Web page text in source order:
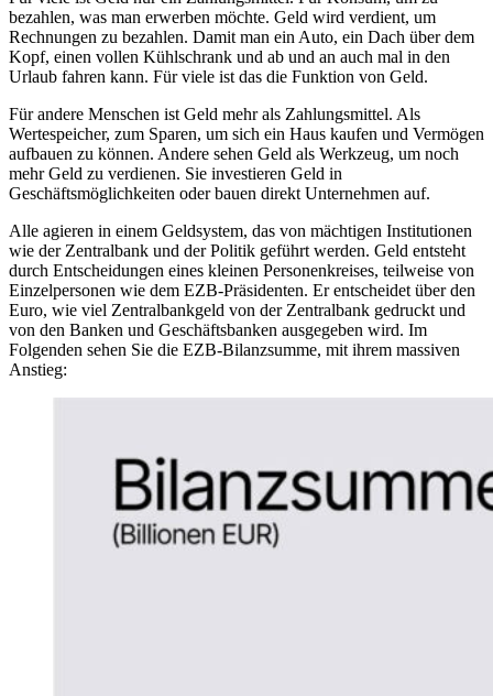
bezahlen, was man erwerben möchte. Geld wird verdient, um
Rechnungen zu bezahlen. Damit man ein Auto, ein Dach über dem
Kopf, einen vollen Kühlschrank und ab und an auch mal in den
Urlaub fahren kann. Für viele ist das die Funktion von Geld.
Für andere Menschen ist Geld mehr als Zahlungsmittel. Als
Wertespeicher, zum Sparen, um sich ein Haus kaufen und Vermögen
aufbauen zu können. Andere sehen Geld als Werkzeug, um noch
mehr Geld zu verdienen. Sie investieren Geld in
Geschäftsmöglichkeiten oder bauen direkt Unternehmen auf.
Alle agieren in einem Geldsystem, das von mächtigen Institutionen
wie der Zentralbank und der Politik geführt werden. Geld entsteht
durch Entscheidungen eines kleinen Personenkreises, teilweise von
Einzelpersonen wie dem EZB-Präsidenten. Er entscheidet über den
Euro, wie viel Zentralbankgeld von der Zentralbank gedruckt und
von den Banken und Geschäftsbanken ausgegeben wird. Im
Folgenden sehen Sie die EZB-Bilanzsumme, mit ihrem massiven
Anstieg: